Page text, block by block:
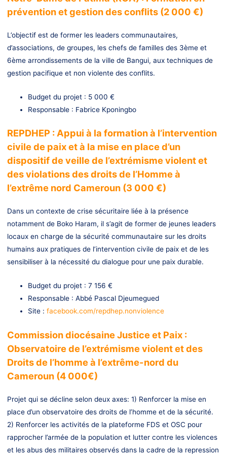
prévention et gestion des conflits (2 000 €)
L’objectif est de former les leaders communautaires,
d’associations, de groupes, les chefs de familles des 3ème et
6ème arrondissements de la ville de Bangui, aux techniques de
gestion pacifique et non violente des conflits.
Budget du projet : 5 000 €
Responsable : Fabrice Kponingbo
REPDHEP : Appui à la formation à l’intervention
civile de paix et à la mise en place d’un
dispositif de veille de l’extrémisme violent et
des violations des droits de l’Homme à
l’extrême nord Cameroun (3 000 €)
Dans un contexte de crise sécuritaire liée à la présence
notamment de Boko Haram, il s’agit de former de jeunes leaders
locaux en charge de la sécurité communautaire sur les droits
humains aux pratiques de l’intervention civile de paix et de les
sensibiliser à la nécessité du dialogue pour une paix durable.
Budget du projet : 7 156 €
Responsable : Abbé Pascal Djeumegued
Site : facebook.com/repdhep.nonviolence
Commission diocésaine Justice et Paix :
Observatoire de l’extrémisme violent et des
Droits de l’homme à l’extrême-nord du
Cameroun (4 000€)
Projet qui se décline selon deux axes: 1) Renforcer la mise en
place d’un observatoire des droits de l’homme et de la sécurité.
2) Renforcer les activités de la plateforme FDS et OSC pour
rapprocher l’armée de la population et lutter contre les violences
et les abus des militaires observés dans la cadre de la repression